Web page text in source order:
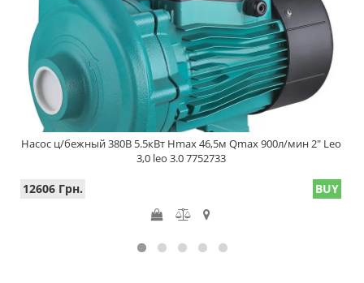
Насос ц/бежный 380В 5.5кВт Hmax 46,5м Qmax 900л/мин 2" Leo
3,0 leo 3.0 7752733
12606 Грн. BUY